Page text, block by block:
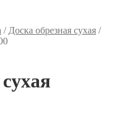
/ Доска обрезная сухая /